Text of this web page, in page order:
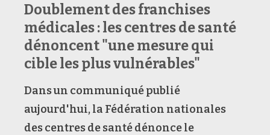
Doublement des franchises
médicales : les centres de santé
dénoncent "une mesure qui
cible les plus vulnérables"
Dans un communiqué publié
aujourd'hui, la Fédération nationales
des centres de santé dénonce le